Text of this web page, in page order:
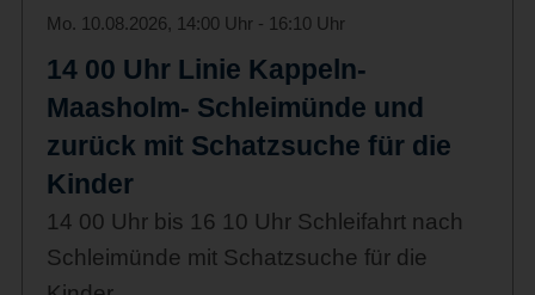
Mo. 10.08.2026, 14:00 Uhr - 16:10 Uhr
14 00 Uhr Linie Kappeln-
Maasholm- Schleimünde und
zurück mit Schatzsuche für die
Kinder
14 00 Uhr bis 16 10 Uhr Schleifahrt nach
Schleimünde mit Schatzsuche für die